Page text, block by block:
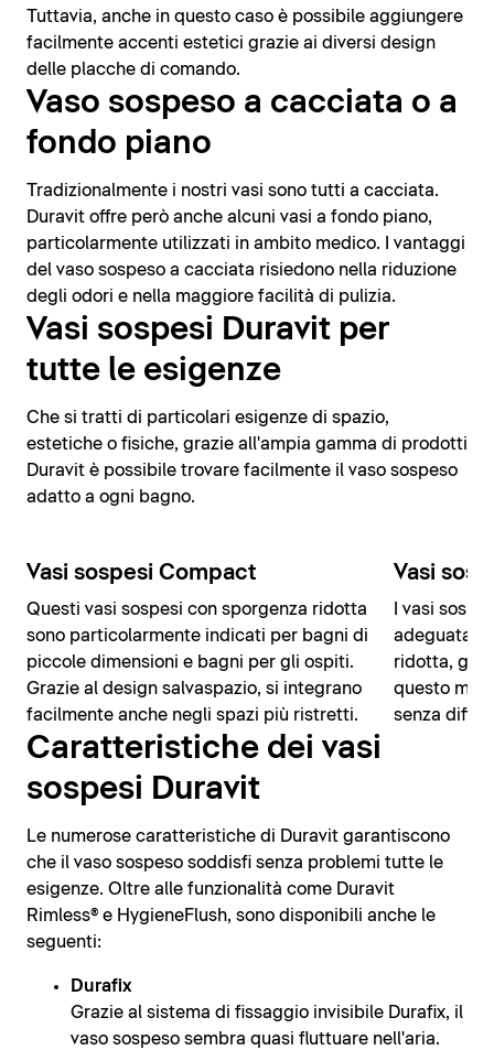
Tuttavia, anche in questo caso è possibile aggiungere
facilmente accenti estetici grazie ai diversi design
delle placche di comando.
Vaso sospeso a cacciata o a
fondo piano
Tradizionalmente i nostri vasi sono tutti a cacciata.
Duravit offre però anche alcuni vasi a fondo piano,
particolarmente utilizzati in ambito medico. I vantaggi
del vaso sospeso a cacciata risiedono nella riduzione
degli odori e nella maggiore facilità di pulizia.
Vasi sospesi Duravit per
tutte le esigenze
Che si tratti di particolari esigenze di spazio,
estetiche o fisiche, grazie all'ampia gamma di prodotti
Duravit è possibile trovare facilmente il vaso sospeso
adatto a ogni bagno.
Vasi sospesi Compact
Questi vasi sospesi con sporgenza ridotta
sono particolarmente indicati per bagni di
piccole dimensioni e bagni per gli ospiti.
Grazie al design salvaspazio, si integrano
facilmente anche negli spazi più ristretti.
Vasi
I vasi
adeguata
ridotta,
questo
senza
Caratteristiche dei vasi
sospesi Duravit
Le numerose caratteristiche di Duravit garantiscono
che il vaso sospeso soddisfi senza problemi tutte le
esigenze. Oltre alle funzionalità come Duravit
Rimless® e HygieneFlush, sono disponibili anche le
seguenti:
Durafix
Grazie al sistema di fissaggio invisibile Durafix, il
vaso sospeso sembra quasi fluttuare nell'aria.